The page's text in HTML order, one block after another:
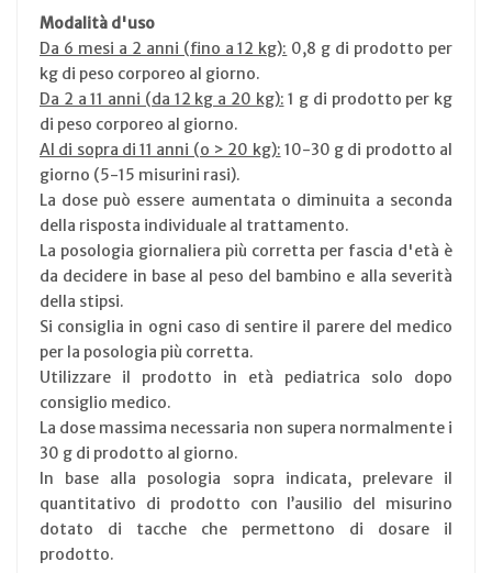
Modalità d'uso
Da 6 mesi a 2 anni (fino a 12 kg): 0,8 g di prodotto per
kg di peso corporeo al giorno.
Da 2 a 11 anni (da 12 kg a 20 kg): 1 g di prodotto per kg
di peso corporeo al giorno.
Al di sopra di 11 anni (o > 20 kg): 10-30 g di prodotto al
giorno (5-15 misurini rasi).
La dose può essere aumentata o diminuita a seconda
della risposta individuale al trattamento.
La posologia giornaliera più corretta per fascia d'età è
da decidere in base al peso del bambino e alla severità
della stipsi.
Si consiglia in ogni caso di sentire il parere del medico
per la posologia più corretta.
Utilizzare il prodotto in età pediatrica solo dopo
consiglio medico.
La dose massima necessaria non supera normalmente i
30 g di prodotto al giorno.
In base alla posologia sopra indicata, prelevare il
quantitativo di prodotto con l’ausilio del misurino
dotato di tacche che permettono di dosare il
prodotto.